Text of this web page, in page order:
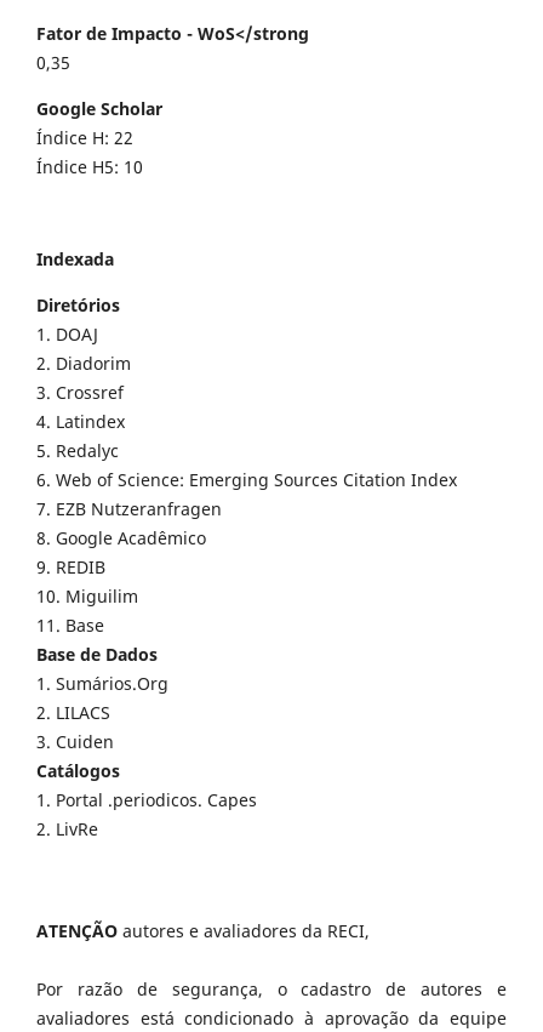
Fator de Impacto - WoS</strong
0,35
Google Scholar
Índice H: 22
Índice H5: 10
Indexada
Diretórios
1. DOAJ
2. Diadorim
3. Crossref
4. Latindex
5. Redalyc
6. Web of Science: Emerging Sources Citation Index
7. EZB Nutzeranfragen
8. Google Acadêmico
9. REDIB
10. Miguilim
11. Base
Base de Dados
1. Sumários.Org
2. LILACS
3. Cuiden
Catálogos
1. Portal .periodicos. Capes
2. LivRe
ATENÇÃO autores e avaliadores da RECI,
Por razão de segurança, o cadastro de autores e
avaliadores está condicionado à aprovação da equipe